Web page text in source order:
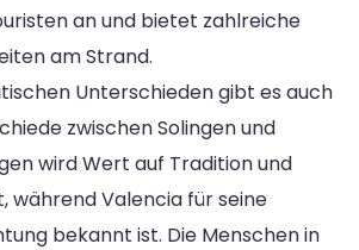
an und bietet zahlreiche
am Strand.
Unterschieden gibt es auch
zwischen Solingen und
wird Wert auf Tradition und
während Valencia für seine
bekannt ist. Die Menschen in